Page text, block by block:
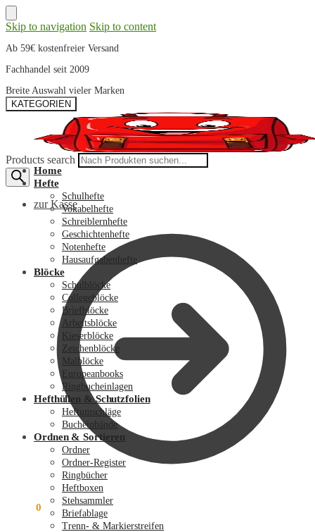
Skip to navigation Skip to content
Ab 59€ kostenfreier Versand
Fachhandel seit 2009
Breite Auswahl vieler Marken
KATEGORIEN
Products search
zur Kasse
0
Home
Hefte
Schulhefte
Vokabelhefte
Schreiblernhefte
Geschichtenhefte
Notenhefte
Hausaufgabenhefte
Blöcke
Schulblöcke
Collegeblöcke
Briefblöcke
Arbeitsblöcke
Kieserblöcke
Zeichenblöcke
Malblöcke
Europeanbooks
Ringbucheinlagen
Hefthüllen & Schutzfolien
Heftumschläge
Bucheinbände
Ordnen & Sortieren
Ordner
Ordner-Register
Ringbücher
Heftboxen
Stehsammler
Briefablage
Trenn- & Markierstreifen